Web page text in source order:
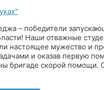
– победители
Наши отважные
настоящее мужество и
и оказав первую
бригаде скорой помощи.